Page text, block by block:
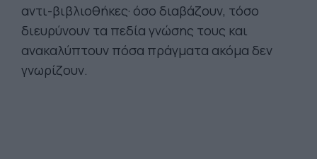
αντι-βιβλιοθήκες· όσο διαβάζουν, τόσο
διευρύνουν τα πεδία γνώσης τους και
ανακαλύπτουν πόσα πράγματα ακόμα δεν
γνωρίζουν.